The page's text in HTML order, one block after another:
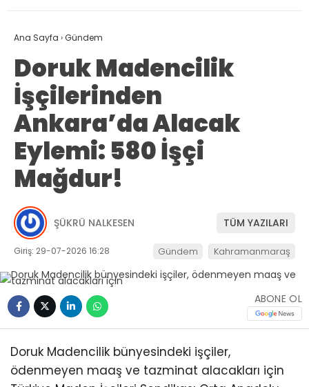
Ana Sayfa ›Gündem
Doruk Madencilik
İşçilerinden
Ankara’da Alacak
Eylemi: 580 İşçi
Mağdur!
ŞÜKRÜ NALKESEN TÜM YAZILARI
Giriş: 29-07-2026 16:28 Gündem Kahramanmaraş
ABONE OL
Doruk Madencilik bünyesindeki işçiler,
ödenmeyen maaş ve tazminat alacakları için